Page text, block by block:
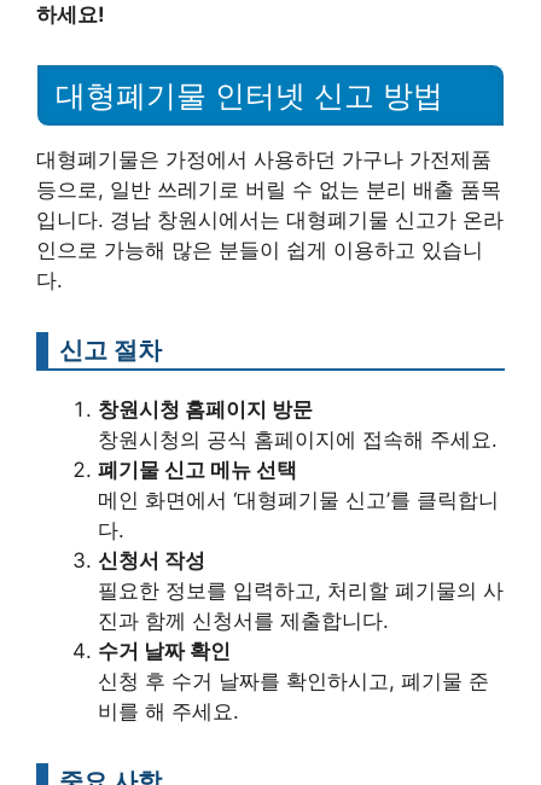
하세요!
대형폐기물 인터넷 신고 방법
대형폐기물은 가정에서 사용하던 가구나 가전제품
등으로, 일반 쓰레기로 버릴 수 없는 분리 배출 품목
입니다. 경남 창원시에서는 대형폐기물 신고가 온라
인으로 가능해 많은 분들이 쉽게 이용하고 있습니
다.
신고 절차
창원시청 홈페이지 방문
창원시청의 공식 홈페이지에 접속해 주세요.
폐기물 신고 메뉴 선택
메인 화면에서 ‘대형폐기물 신고’를 클릭합니
다.
신청서 작성
필요한 정보를 입력하고, 처리할 폐기물의 사
진과 함께 신청서를 제출합니다.
수거 날짜 확인
신청 후 수거 날짜를 확인하시고, 폐기물 준
비를 해 주세요.